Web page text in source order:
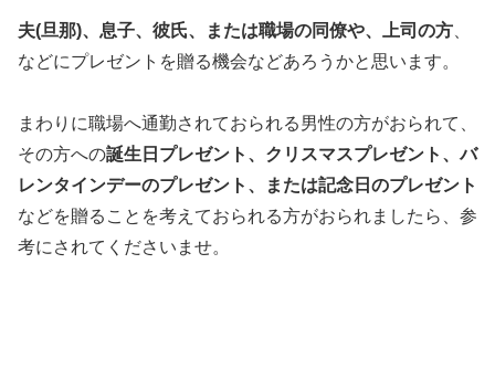
夫(旦那)、息子、彼氏、または職場の同僚や、上司の方
などにプレゼントを贈る機会などあろうかと思います。
まわりに職場へ通勤されておられる男性の方がおられて、
その方への誕生日プレゼント、クリスマスプレゼント、バ
レンタインデーのプレゼント、または記念日のプレゼント
などを贈ることを考えておられる方がおられましたら、参
考にされてくださいませ。